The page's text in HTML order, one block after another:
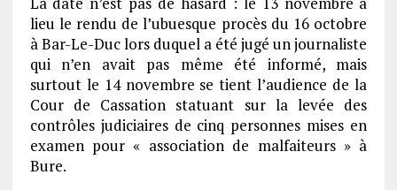
lieu le rendu de l’ubuesque procès du 16 octobre
à Bar-Le-Duc lors duquel a été jugé un journaliste
qui n’en avait pas même été informé, mais
surtout le 14 novembre se tient l’audience de la
Cour de Cassation statuant sur la levée des
contrôles judiciaires de cinq personnes mises en
examen pour « association de malfaiteurs » à
Bure.